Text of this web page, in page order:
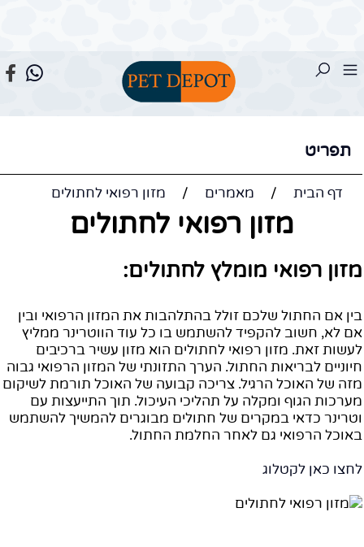
תפריט
דף הבית / מאמרים / מזון רפואי לחתולים
מזון רפואי לחתולים
רפואי מומלץ לחתולים:
אם החתול שלכם זולל בהתלהבות את המזון הרפואי ובין
לא, חשוב להקפיד להשתמש בו כל עוד הווטרינר ממליץ
זאת. מזון רפואי לחתולים הוא מזון עשיר ברכיבים
לבריאות החתול. הערך התזונתי של המזון הרפואי גבוה
של האוכל הרגיל. צריכה קבועה של האוכל תורמת לשיקום
הגוף ומקלה על תהליכי העיכול. תוך התייעצות עם
כדאי במקרים של חתולים מבוגרים להמשיך להשתמש
הרפואי גם לאחר החלמת החתול.
כאן לקטלוג